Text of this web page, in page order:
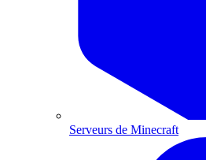
Serveurs de Minecraft